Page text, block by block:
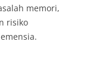
memori,
risiko